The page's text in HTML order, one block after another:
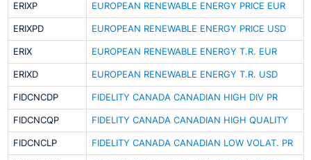
ERIXP EUROPEAN RENEWABLE ENERGY PRICE EUR
ERIXPD EUROPEAN RENEWABLE ENERGY PRICE USD
ERIX EUROPEAN RENEWABLE ENERGY T.R. EUR
ERIXD EUROPEAN RENEWABLE ENERGY T.R. USD
FIDCNCDP FIDELITY CANADA CANADIAN HIGH DIV PR
FIDCNCQP FIDELITY CANADA CANADIAN HIGH QUALITY
FIDCNCLP FIDELITY CANADA CANADIAN LOW VOLAT. PR